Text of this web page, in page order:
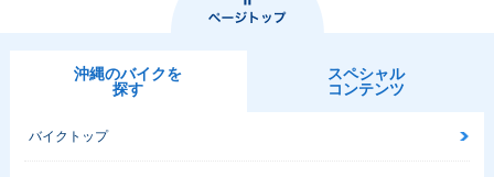
沖縄のバイクを
探す
スペシャル
コンテンツ
バイクトップ